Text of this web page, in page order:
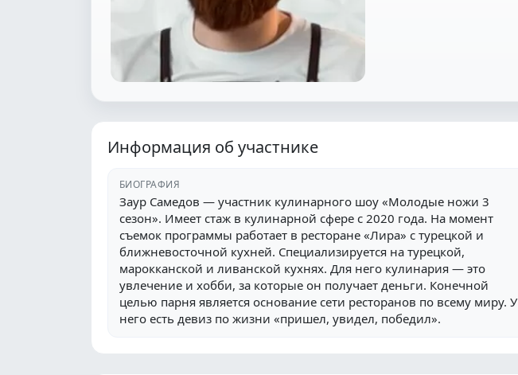
Информация об участнике
БИОГРАФИЯ
Заур Самедов — участник кулинарного шоу «Молодые ножи 3
сезон». Имеет стаж в кулинарной сфере с 2020 года. На момент
съемок программы работает в ресторане «Лира» с турецкой и
ближневосточной кухней. Специализируется на турецкой,
марокканской и ливанской кухнях. Для него кулинария — это
увлечение и хобби, за которые он получает деньги. Конечной
целью парня является основание сети ресторанов по всему миру. У
него есть девиз по жизни «пришел, увидел, победил».